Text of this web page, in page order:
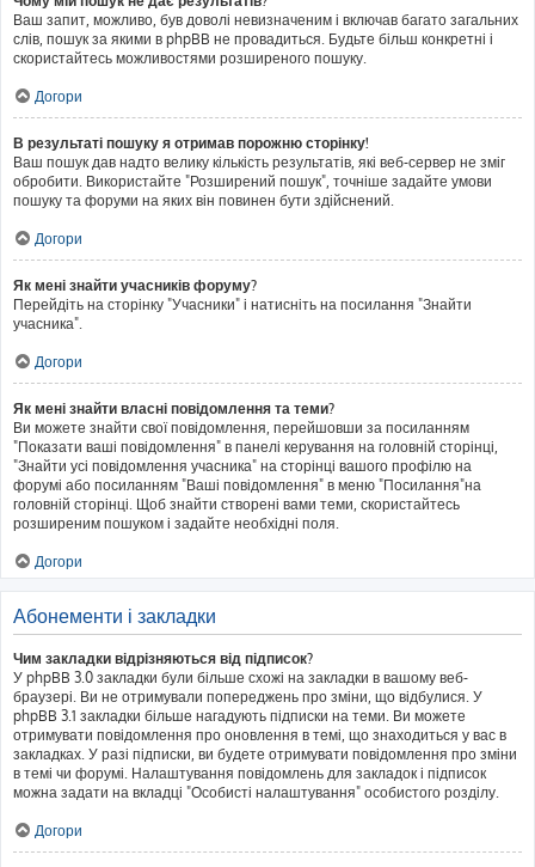
Ваш запит, можливо, був доволі невизначеним і включав багато загальних
слів, пошук за якими в phpBB не провадиться. Будьте більш конкретні і
скористайтесь можливостями розширеного пошуку.
Догори
В результаті пошуку я отримав порожню сторінку!
Ваш пошук дав надто велику кількість результатів, які веб-сервер не зміг
обробити. Використайте "Розширений пошук", точніше задайте умови
пошуку та форуми на яких він повинен бути здійснений.
Догори
Як мені знайти учасників форуму?
Перейдіть на сторінку "Учасники" і натисніть на посилання "Знайти
учасника".
Догори
Як мені знайти власні повідомлення та теми?
Ви можете знайти свої повідомлення, перейшовши за посиланням
"Показати ваші повідомлення" в панелі керування на головній сторінці,
"Знайти усі повідомлення учасника" на сторінці вашого профілю на
форумі або посиланням "Ваші повідомлення" в меню "Посилання"на
головній сторінці. Щоб знайти створені вами теми, скористайтесь
розширеним пошуком і задайте необхідні поля.
Догори
Абонементи і закладки
Чим закладки відрізняються від підписок?
У phpBB 3.0 закладки були більше схожі на закладки в вашому веб-
браузері. Ви не отримували попереджень про зміни, що відбулися. У
phpBB 3.1 закладки більше нагадують підписки на теми. Ви можете
отримувати повідомлення про оновлення в темі, що знаходиться у вас в
закладках. У разі підписки, ви будете отримувати повідомлення про зміни
в темі чи форумі. Налаштування повідомлень для закладок і підписок
можна задати на вкладці "Особисті налаштування" особистого розділу.
Догори